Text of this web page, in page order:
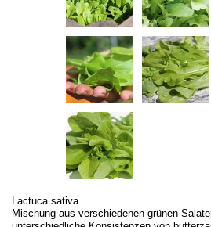
Lactuca sativa
Mischung aus verschiedenen grünen